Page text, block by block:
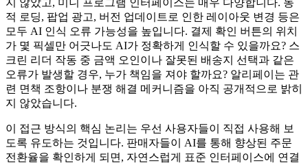
지 않았고, 미니 프로그램 인터페이스는 매우 다양합니다. 동
적 로딩, 팝업 광고, 버전 업데이트로 인한 레이아웃 변경 등은
모두 AI 인식 오류 가능성을 높입니다. 결제 확인 버튼의 위치
가 몇 픽셀만 어긋나도 AI가 정확하게 인식할 수 있을까요? 스
크린 리더 작동 중 금액 오인이나 잘못된 배송지 선택과 같은
오류가 발생할 경우, 누가 책임을 져야 할까요? 알리페이는 관
련 면책 조항이나 분쟁 해결 메커니즘을 아직 공개적으로 밝히
지 않았습니다.
이 접근 방식의 핵심 논리는 우선 사용자들이 직접 사용해 보
도록 유도하는 것입니다. 판매자들이 AI를 통해 향상된 주문
전환율을 확인하게 되면, 자연스럽게 표준 인터페이스에 연결